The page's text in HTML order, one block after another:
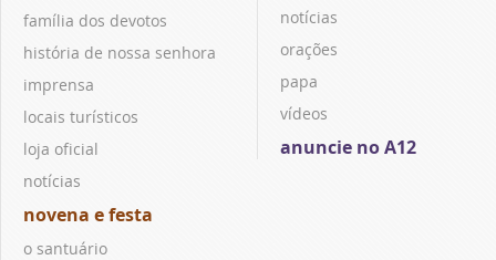
família dos devotos
história de nossa senhora
imprensa
locais turísticos
loja oficial
notícias
novena e festa
o santuário
notícias
orações
papa
vídeos
anuncie no A12